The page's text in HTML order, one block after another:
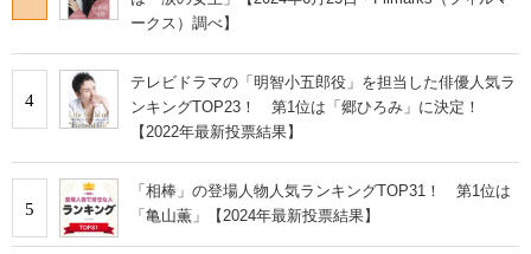
ークス）調べ】
4
テレビドラマの「明智小五郎役」を担当した俳優人気ラ
ンキングTOP23！ 第1位は「郷ひろみ」に決定！
【2022年最新投票結果】
5
「相棒」の登場人物人気ランキングTOP31！ 第1位は
「亀山薫」【2024年最新投票結果】